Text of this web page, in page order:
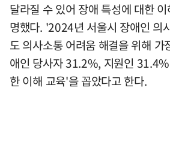
달라질 수 있어 장애 특성에 대한
명했다. '2024년 서울시 장애인 의
도 의사소통 어려움 해결을 위해 가
애인 당사자 31.2%, 지원인
한 이해 교육'을 꼽았다고 한다.